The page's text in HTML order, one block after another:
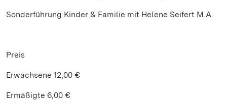
Sonderführung Kinder & Familie mit Helene Seifert M.A.
Preis
Erwachsene 12,00 €
Ermäßigte 6,00 €